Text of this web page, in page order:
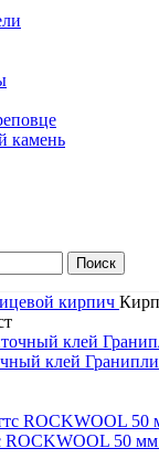
камень
Поиск
кирпич
клей
ROCKWOOL 50